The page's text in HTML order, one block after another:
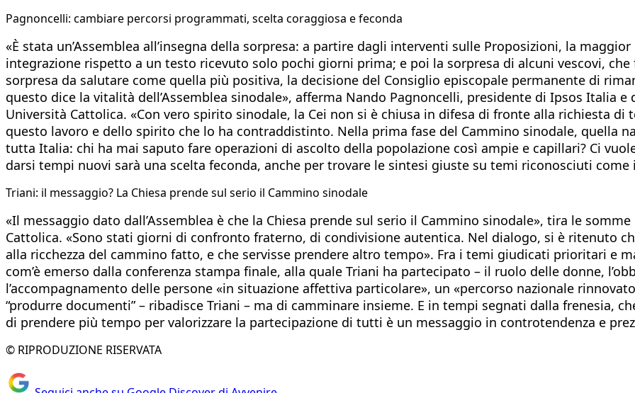
Pagnoncelli: cambiare percorsi programmati, scelta coraggiosa e feconda
«È stata un’Assemblea all’insegna della sorpresa: a partire dagli interventi sulle Proposizioni, la
integrazione rispetto a un testo ricevuto solo pochi giorni prima; e poi la sorpresa di alcuni vescovi,
sorpresa da salutare come quella più positiva, la decisione del Consiglio episcopale permanente di
questo dice la vitalità dell’Assemblea sinodale», afferma Nando Pagnoncelli, presidente di Ipsos Italia
Università Cattolica. «Con vero spirito sinodale, la Cei non si è chiusa in difesa di fronte alla richiesta
questo lavoro e dello spirito che lo ha contraddistinto. Nella prima fase del Cammino sinodale, quella
tutta Italia: chi ha mai saputo fare operazioni di ascolto della popolazione così ampie e capillari? Ci
darsi tempi nuovi sarà una scelta feconda, anche per trovare le sintesi giuste su temi riconosciuti
Triani: il messaggio? La Chiesa prende sul serio il Cammino sinodale
«Il messaggio dato dall’Assemblea è che la Chiesa prende sul serio il Cammino sinodale», tira le
Cattolica. «Sono stati giorni di confronto fraterno, di condivisione autentica. Nel dialogo, si è ritenuto
alla ricchezza del cammino fatto, e che servisse prendere altro tempo». Fra i temi giudicati prioritari e
com’è emerso dalla conferenza stampa finale, alla quale Triani ha partecipato – il ruolo delle donne,
l’accompagnamento delle persone «in situazione affettiva particolare», un «percorso nazionale
“produrre documenti” – ribadisce Triani – ma di camminare insieme. E in tempi segnati dalla frenesia,
di prendere più tempo per valorizzare la partecipazione di tutti è un messaggio in controtendenza e
© RIPRODUZIONE RISERVATA